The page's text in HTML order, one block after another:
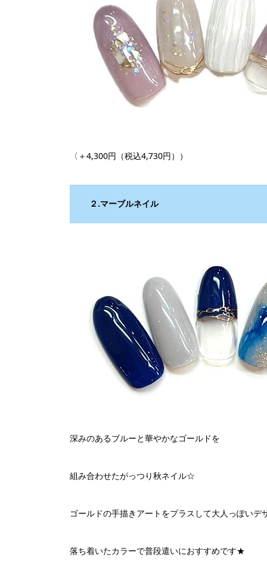
〈＋4,300円（税込4,730円））
２.マーブルネイル
深みのあるブルーと華やかなゴールドを
組み合わせたがっつり秋ネイル☆
ゴールドの手描きアートをプラスして大人っぽいデ
落ち着いたカラーで普段遣いにおすすめです★